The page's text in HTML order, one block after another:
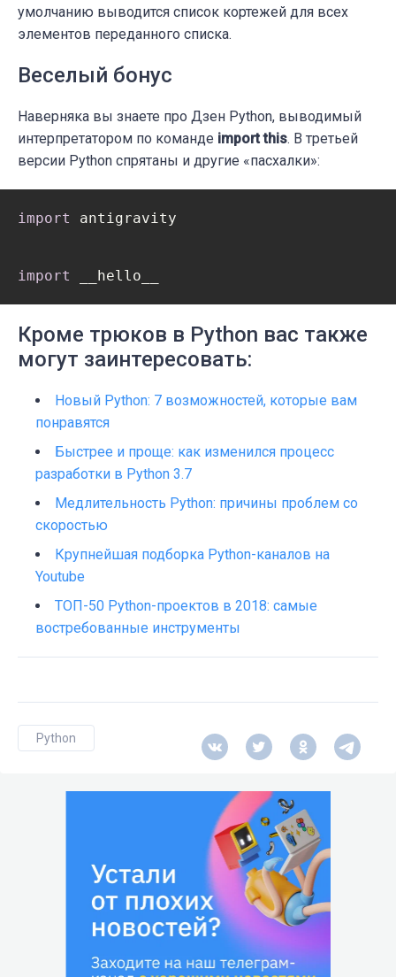
умолчанию выводится список кортежей для всех
элементов переданного списка.
Веселый бонус
Наверняка вы знаете про Дзен Python, выводимый
интерпретатором по команде import this. В третьей
версии Python спрятаны и другие «пасхалки»:
import antigravity
import __hello__
Кроме трюков в Python вас также
могут заинтересовать:
Новый Python: 7 возможностей, которые вам
понравятся
Быстрее и проще: как изменился процесс
разработки в Python 3.7
Медлительность Python: причины проблем со
скоростью
Крупнейшая подборка Python-каналов на
Youtube
TOП-50 Python-проектов в 2018: самые
востребованные инструменты
Python